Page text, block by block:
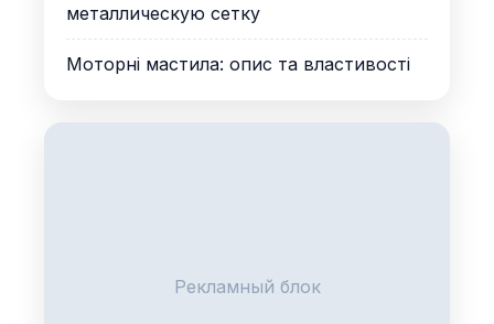
металлическую сетку
Моторні мастила: опис та властивості
Рекламный блок